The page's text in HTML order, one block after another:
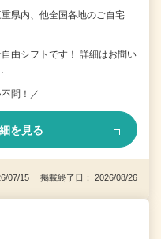
県内、他全国各地のご自宅
由シフトです！ 詳細はお問い
問！／
を見る
07/15 掲載終了日： 2026/08/26